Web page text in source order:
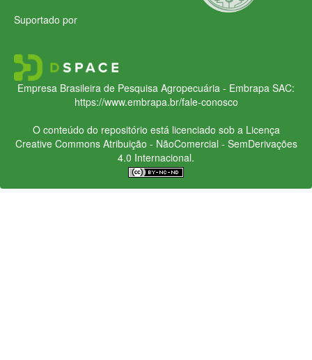
Suportado por
Empresa Brasileira de Pesquisa Agropecuária - Embrapa SAC:
https://www.embrapa.br/fale-conosco
O conteúdo do repositório está licenciado sob a Licença
Creative CommonsAtribuição - NãoComercial - SemDerivações
4.0 Internacional.